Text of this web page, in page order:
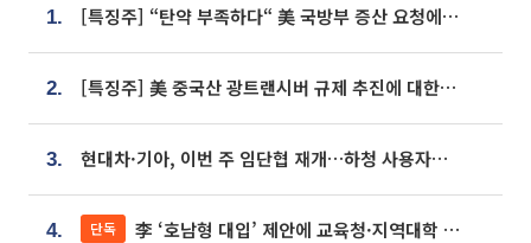
1. [특징주] “탄약 부족하다“ 美 국방부 증산 요청에⋯국내 방산주 급등세
2. [특징주] 美 중국산 광트랜시버 규제 추진에 대한광통신 등 광통신株 강세
3. 현대차·기아, 이번 주 임단협 재개…하청 사용자성 재심도 ‘변수’
4. 단독 李 ‘호남형 대입’ 제안에 교육청·지역대학 서·논술형 입시 연계 '착수'